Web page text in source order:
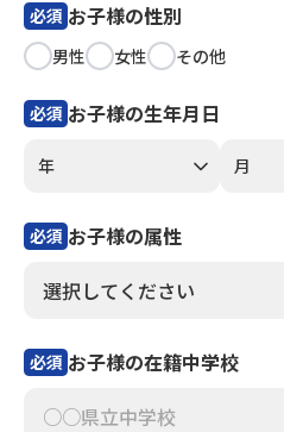
必須 お子様の性別
男性 女性 その他
必須 お子様の生年月日
必須 お子様の属性
必須 お子様の在籍中学校